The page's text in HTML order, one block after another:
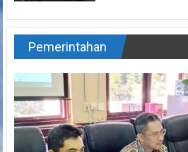
Pemerintahan